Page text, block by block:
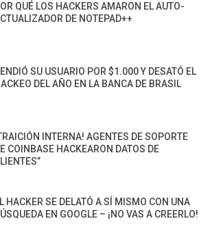
QUÉ LOS HACKERS AMARON EL AUTO-
DE NOTEPAD++
SU USUARIO POR $1.000 Y DESATÓ EL
DEL AÑO EN LA BANCA DE BRASIL
INTERNA! AGENTES DE SOPORTE
COINBASE HACKEARON DATOS DE
HACKER SE DELATÓ A SÍ MISMO CON UNA
EN GOOGLE – ¡NO VAS A CREERLO!